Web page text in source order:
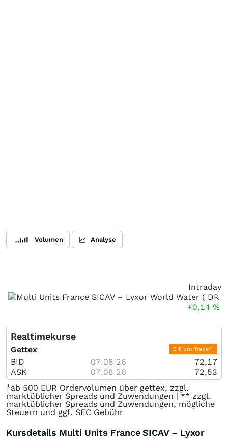
Volumen Analyse
Intraday
+0,14 %
Realtimekurse
Gettex 0 € pro Trade*
BID 07.08.26
72,17
ASK
07.08.26
72,53
*ab 500 EUR Ordervolumen über gettex, zzgl.
marktüblicher Spreads und Zuwendungen | ** zzgl.
marktüblicher Spreads und Zuwendungen, mögliche
Steuern und ggf. SEC Gebühr
Kursdetails Multi Units France SICAV – Lyxor